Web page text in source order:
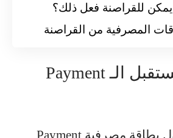
للقراصنة فعل ذلك؟
المصرفية من القراصنة
تاريخ و مستقبل الـ Payment